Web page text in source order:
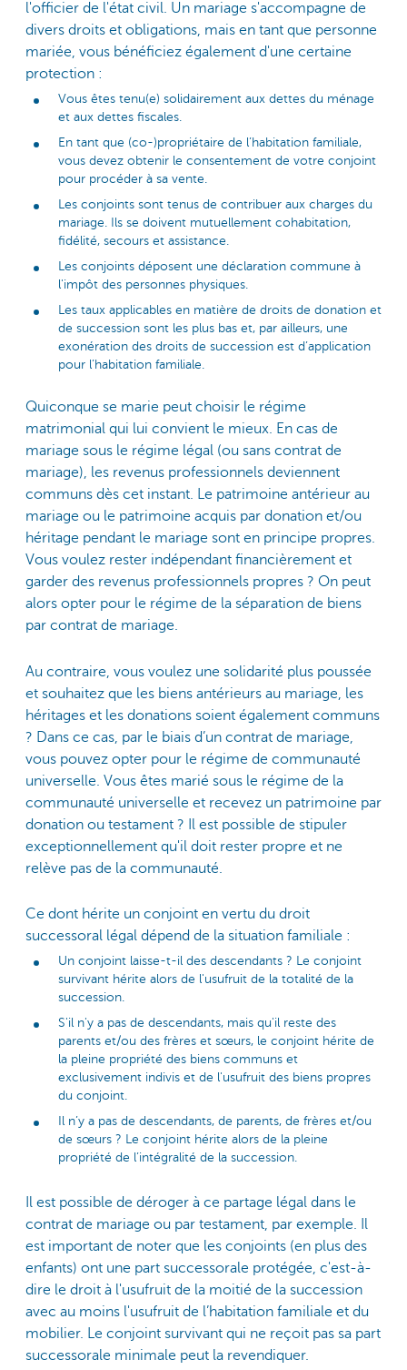
l'officier de l'état civil. Un mariage s'accompagne de
divers droits et obligations, mais en tant que personne
mariée, vous bénéficiez également d'une certaine
protection :
Vous êtes tenu(e) solidairement aux dettes du ménage
et aux dettes fiscales.
En tant que (co-)propriétaire de l’habitation familiale,
vous devez obtenir le consentement de votre conjoint
pour procéder à sa vente.
Les conjoints sont tenus de contribuer aux charges du
mariage. Ils se doivent mutuellement cohabitation,
fidélité, secours et assistance.
Les conjoints déposent une déclaration commune à
l'impôt des personnes physiques.
Les taux applicables en matière de droits de donation et
de succession sont les plus bas et, par ailleurs, une
exonération des droits de succession est d’application
pour l’habitation familiale.
Quiconque se marie peut choisir le régime
matrimonial qui lui convient le mieux. En cas de
mariage sous le régime légal (ou sans contrat de
mariage), les revenus professionnels deviennent
communs dès cet instant. Le patrimoine antérieur au
mariage ou le patrimoine acquis par donation et/ou
héritage pendant le mariage sont en principe propres.
Vous voulez rester indépendant financièrement et
garder des revenus professionnels propres ? On peut
alors opter pour le régime de la séparation de biens
par contrat de mariage.
Au contraire, vous voulez une solidarité plus poussée
et souhaitez que les biens antérieurs au mariage, les
héritages et les donations soient également communs
? Dans ce cas, par le biais d’un contrat de mariage,
vous pouvez opter pour le régime de communauté
universelle. Vous êtes marié sous le régime de la
communauté universelle et recevez un patrimoine par
donation ou testament ? Il est possible de stipuler
exceptionnellement qu'il doit rester propre et ne
relève pas de la communauté.
Ce dont hérite un conjoint en vertu du droit
successoral légal dépend de la situation familiale :
Un conjoint laisse-t-il des descendants ? Le conjoint
survivant hérite alors de l'usufruit de la totalité de la
succession.
S'il n'y a pas de descendants, mais qu'il reste des
parents et/ou des frères et sœurs, le conjoint hérite de
la pleine propriété des biens communs et
exclusivement indivis et de l'usufruit des biens propres
du conjoint.
Il n’y a pas de descendants, de parents, de frères et/ou
de sœurs ? Le conjoint hérite alors de la pleine
propriété de l’intégralité de la succession.
Il est possible de déroger à ce partage légal dans le
contrat de mariage ou par testament, par exemple. Il
est important de noter que les conjoints (en plus des
enfants) ont une part successorale protégée, c'est-à-
dire le droit à l'usufruit de la moitié de la succession
avec au moins l'usufruit de l’habitation familiale et du
mobilier. Le conjoint survivant qui ne reçoit pas sa part
successorale minimale peut la revendiquer.